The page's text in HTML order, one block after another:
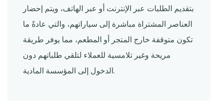
بتقديم الطلبات عبر الإنترنت أو عبر الهاتف، ويتم إحضار
العناصر المشتراة مباشرة إلى سياراتهم، والتي عادةً ما
تكون متوقفة خارج المتجر أو المطعم، مما يوفر طريقة
مريحة وغير تلامسية للعملاء لتلقي طلباتهم دون
الدخول إلى المؤسسة المادية.